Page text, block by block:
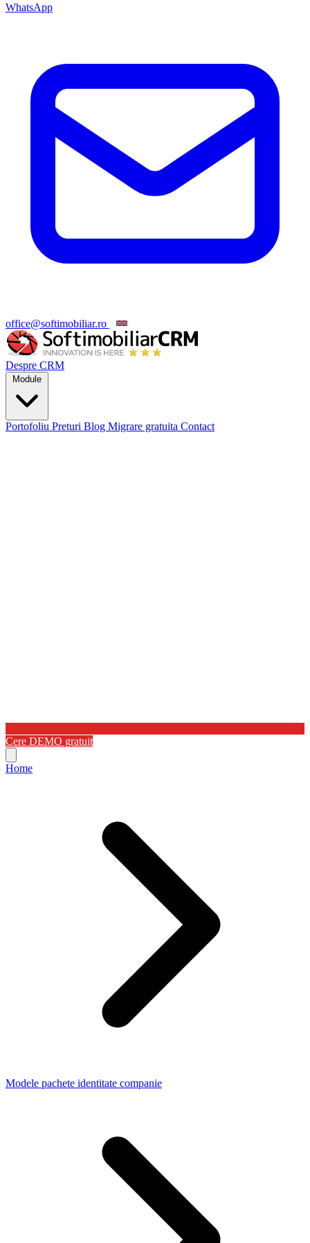
WhatsApp
office@softimobiliar.ro
Despre CRM
Module
Portofoliu Preturi Blog Migrare gratuita Contact
Cere DEMO gratuit
Home
Modele pachete identitate companie